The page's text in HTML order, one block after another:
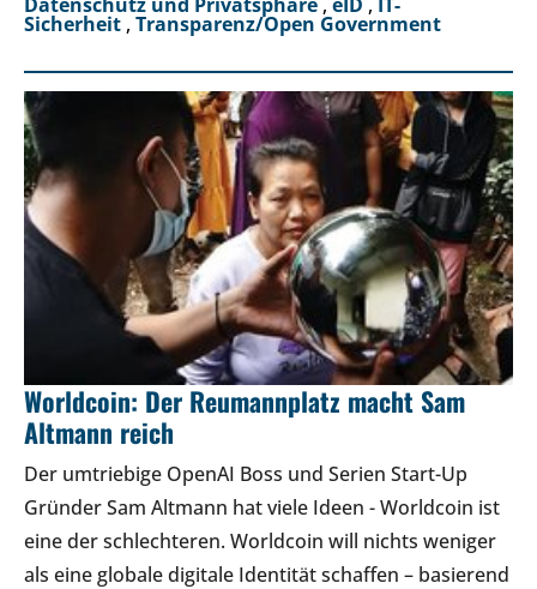
Sicherheit , Transparenz/Open Government
Worldcoin: Der Reumannplatz macht Sam
Altmann reich
Der umtriebige OpenAI Boss und Serien Start-Up
Gründer Sam Altmann hat viele Ideen - Worldcoin ist
eine der schlechteren. Worldcoin will nichts weniger
als eine globale digitale Identität schaffen – basierend